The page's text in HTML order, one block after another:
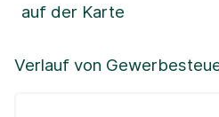
Verlauf von
auf der Karte
+
Leaflet|©OpenStreetMap,